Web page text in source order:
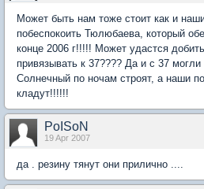
Может быть нам тоже стоит как и
побеспокоить Тюлюбаева, который
конце 2006 г!!!!! Может удастся
привязывать к 37???? Да и с 37
Солнечный по ночам строят, а наши
кладут!!!!!!
PoISoN
19 Apr 2007
да . резину тянут они прилично ....